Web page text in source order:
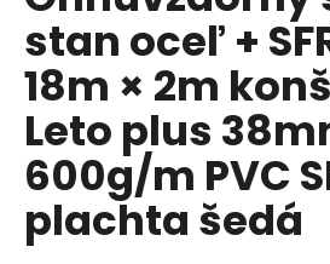
z
5
hviezdičiek.
stan oceľ +
18m × 2m
Leto plus
600g/m PVC
plachta šedá
á
j
s
ť
?